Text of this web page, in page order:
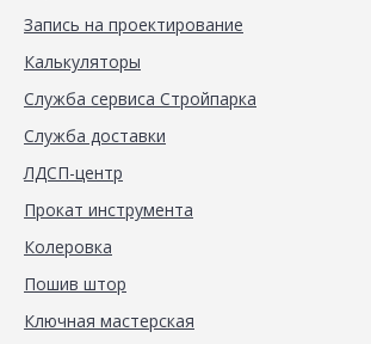
Запись на проектирование
Калькуляторы
Служба сервиса Стройпарка
Служба доставки
ЛДСП-центр
Прокат инструмента
Колеровка
Пошив штор
Ключная мастерская